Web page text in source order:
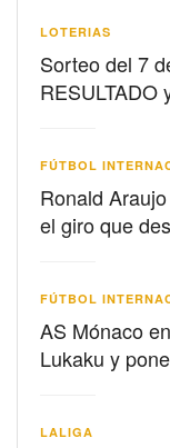
LOTERIAS
Sorteo del 7
RESULTADO
FÚTBOL
Ronald
el giro que
FÚTBOL
AS Mónaco
Lukaku y
LALIGA